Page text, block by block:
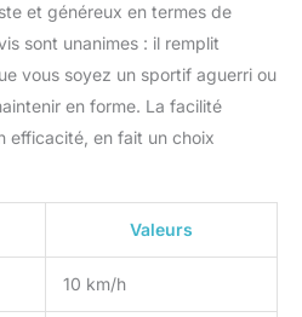
Poignée Électrique avec
Affichage Numérique]
Mesurez les calories
brûlées, la vitesse, le
temps et la distance sur
l'écran large de 8,3
tapis de course
électrique est livré avec
une télécommande
intelligente pour allumer
et généreux en termes de
sont unanimes : il remplit
vous soyez un sportif aguerri ou
en forme. La facilité
efficacité, en fait un choix
Valeurs
10 km/h